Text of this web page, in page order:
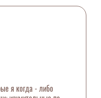
я когда - либо